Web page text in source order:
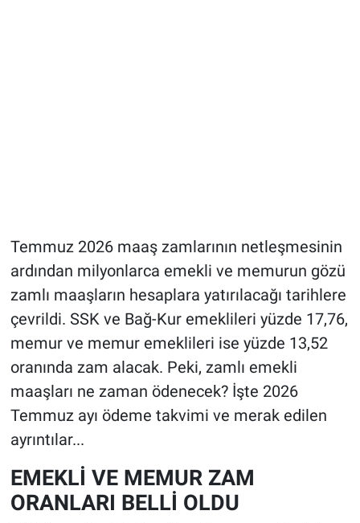
Temmuz 2026 maaş zamlarının netleşmesinin
ardından milyonlarca emekli ve memurun gözü
zamlı maaşların hesaplara yatırılacağı tarihlere
çevrildi. SSK ve Bağ-Kur emeklileri yüzde 17,76,
memur ve memur emeklileri ise yüzde 13,52
oranında zam alacak. Peki, zamlı emekli
maaşları ne zaman ödenecek? İşte 2026
Temmuz ayı ödeme takvimi ve merak edilen
ayrıntılar...
EMEKLİ VE MEMUR ZAM
ORANLARI BELLİ OLDU